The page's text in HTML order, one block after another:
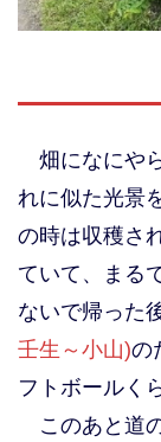
畑になにや
れに似た光景
の時は収穫さ
ていて、まる
ないで帰った
壬生～小山)の
フトボールく
このあと道